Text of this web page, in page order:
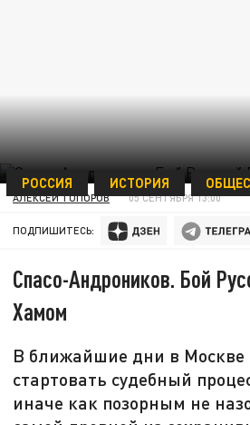
РОССИЯ ИСТОРИЯ
АЛЕКСЕЙ ТОПОРОВ 05 СЕНТЯБРЯ 13:00
ПОДПИШИТЕСЬ:
Спасо-Андроников. Бой
Хамом
В ближайшие дни в Москве
стартовать судебный
иначе как позорным не